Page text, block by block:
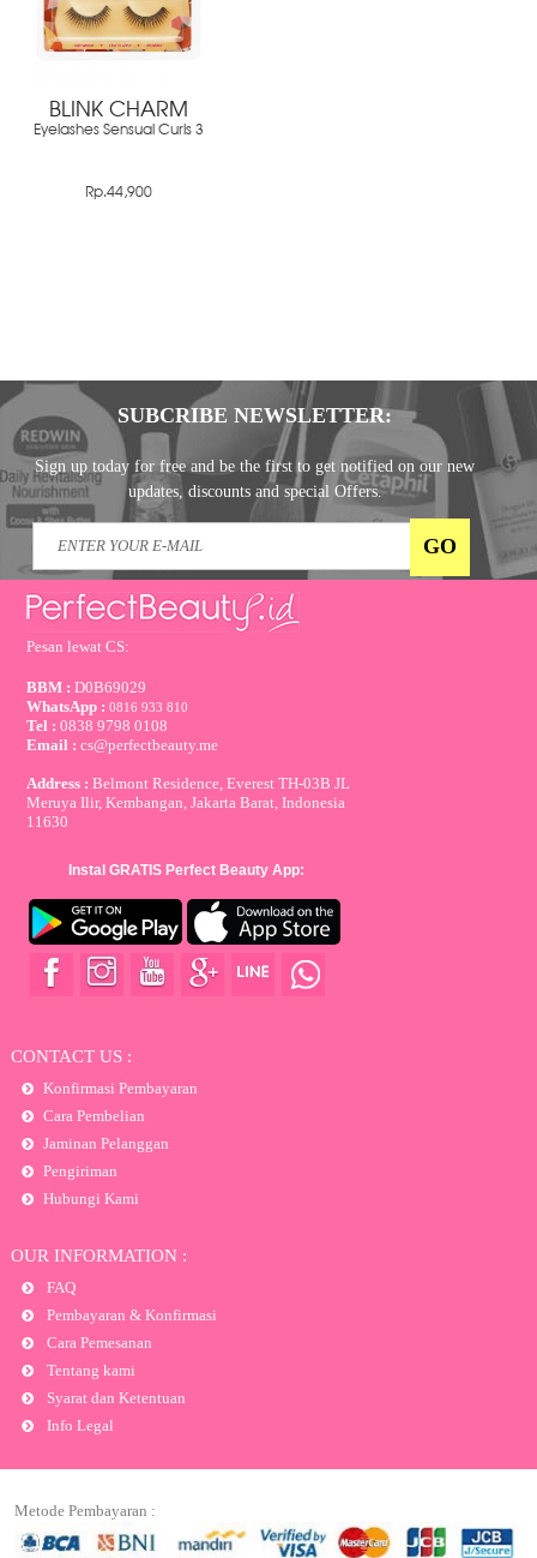
BLINK CHARM
Eyelashes Sensual Curls 3
Rp.44,900
SUBCRIBE NEWSLETTER:
Sign up today for free and be the first to get notified on our new
updates, discounts and special Offers.
Pesan lewat CS:
BBM : D0B69029
WhatsApp :0816 933 810
Tel :0838 9798 0108
Email :cs@perfectbeauty.me
Address : Belmont Residence, Everest TH-03B JL
Meruya Ilir, Kembangan, Jakarta Barat, Indonesia
11630
Instal GRATIS Perfect Beauty App:
CONTACT US :
Konfirmasi Pembayaran
Cara Pembelian
Jaminan Pelanggan
Pengiriman
Hubungi Kami
OUR INFORMATION :
FAQ
Pembayaran & Konfirmasi
Cara Pemesanan
Tentang kami
Syarat dan Ketentuan
Info Legal
Metode Pembayaran :